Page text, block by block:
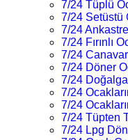
7/24 Tüplü
7/24 Setüstü
7/24
7/24 Fırınlı
7/24
7/24 Döner
7/24
7/24
7/24
7/24 Tüpten
7/24 Lpg